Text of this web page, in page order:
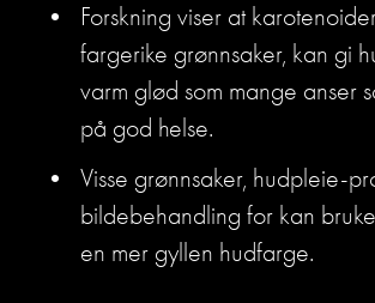
Forskning viser at
fargerike grønnsaker, kan gi
varm glød som mange anser
på god helse.
Visse grønnsaker, hudpleie-
bildebehandling for kan
en mer gyllen hudfarge.